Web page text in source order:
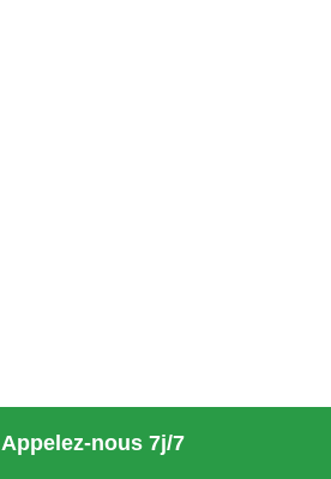
Appelez-nous 7j/7